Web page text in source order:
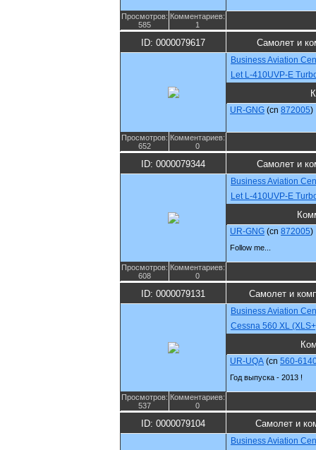
Просмотров:
585
Комментариев:
1
ID: 0000079617 Самолет и
Business Aviation
Let L-410UVP-E
UR-GNG (cn 872005)
Просмотров:
652
Комментариев:
0
ID: 0000079344 Самолет и
Business Aviation
Let L-410UVP-E
UR-GNG (cn 872005)
Follow me...
Просмотров:
608
Комментариев:
0
ID: 0000079131 Самолет и
Business Aviation
Cessna 560 XL
UR-UQA (cn 560-
Год выпуска - 2013 !
Просмотров:
537
Комментариев:
0
ID: 0000079104 Самолет и
Business Aviation